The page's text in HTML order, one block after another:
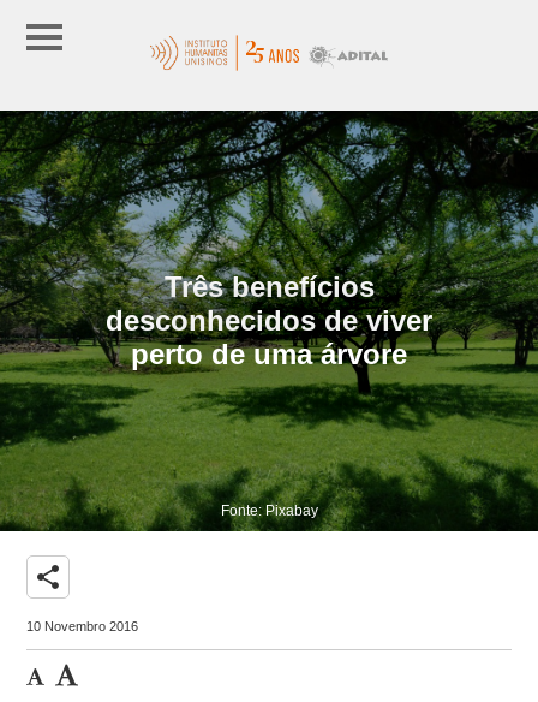
Três benefícios
desconhecidos de viver
perto de uma árvore
Fonte: Pixabay
share
10 Novembro 2016